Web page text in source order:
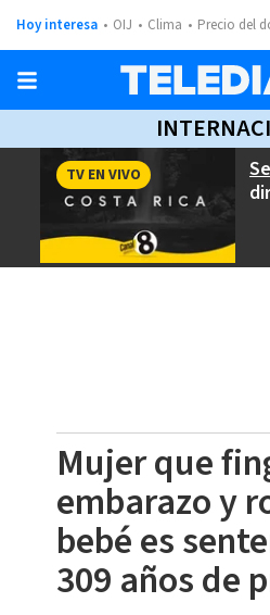
Hoy interesa OIJ Clima Precio del
TV EN VIVO
Mujer que
embarazo y
bebé es
309 años de